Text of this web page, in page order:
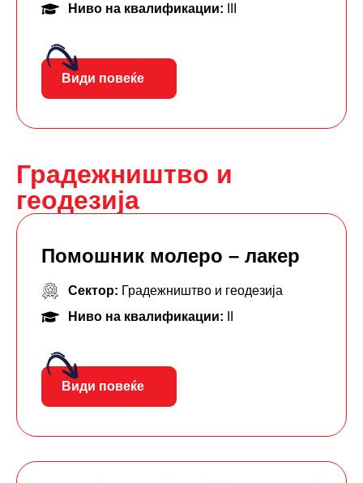
Ниво на квалификации:
Види повеќе
Градежништво и
геодезија
Помошник молеро – лакер
Сектор: Градежништво и геодезија
Ниво на квалификации:
Види повеќе